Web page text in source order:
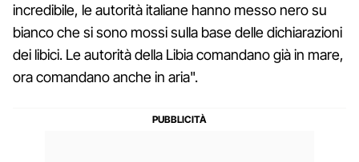
incredibile, le autorità italiane hanno messo nero su
bianco che si sono mossi sulla base delle dichiarazioni
dei libici. Le autorità della Libia comandano già in mare,
ora comandano anche in aria".